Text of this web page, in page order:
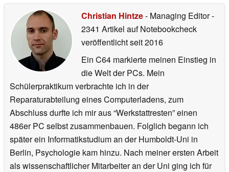
Christian Hintze- Managing Editor-
2341 Artikel auf Notebookcheck
veröffentlichtseit 2016
Ein C64 markierte meinen Einstieg in
die Welt der PCs. Mein
Schülerpraktikum verbrachte ich in der
Reparaturabteilung eines Computerladens, zum
Abschluss durfte ich mir aus “Werkstattresten” einen
486er PC selbst zusammenbauen. Folglich begann ich
später ein Informatikstudium an der Humboldt-Uni in
Berlin, Psychologie kam hinzu. Nach meiner ersten Arbeit
als wissenschaftlicher Mitarbeiter an der Uni ging ich für